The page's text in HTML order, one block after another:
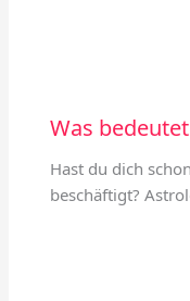
Was
Hast du dich
beschäftigt?